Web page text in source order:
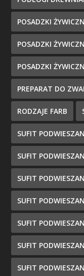
POSADZKI
POSADZKI
POSADZKI
PREPARAT DO
RODZAJE FARB
SUFIT
SUFIT
SUFIT
SUFIT
SUFIT
SUFIT
SUFIT